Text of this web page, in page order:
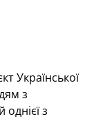
Української
з
з